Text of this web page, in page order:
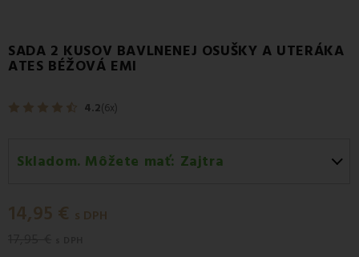
SADA 2 KUSOV BAVLNENEJ OSUŠKY A UTERÁKA
ATES BÉŽOVÁ EMI
4.2(6x)
Skladom. Môžete mať: Zajtra
Zajtra -Vyzdvihnutie na predajni
14,95 € s DPH